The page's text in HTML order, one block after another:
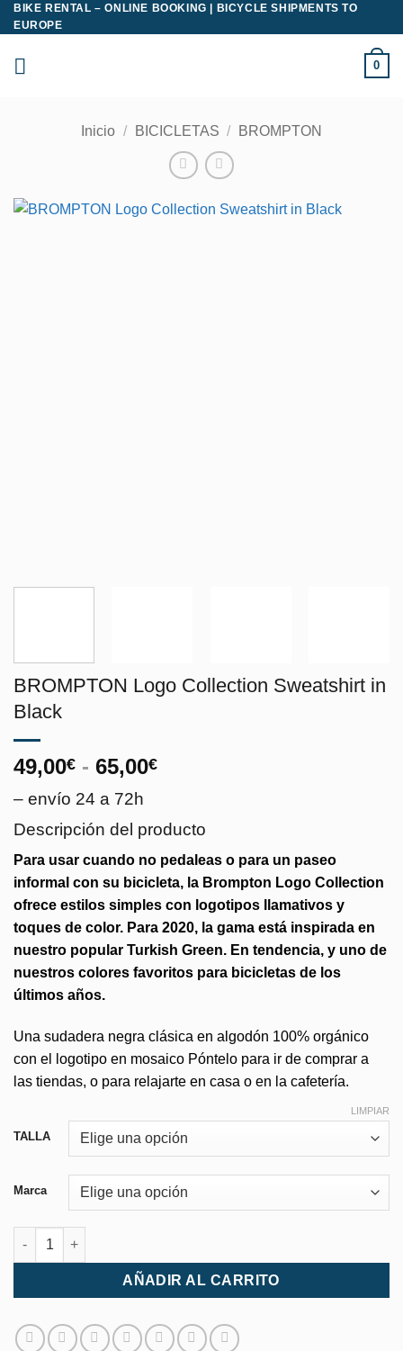
Saltar
al
contenido
BIKE RENTAL – ONLINE BOOKING | BICYCLE SHIPMENTS TO
EUROPE
0
Inicio / BICICLETAS / BROMPTON
BROMPTON Logo Collection Sweatshirt in
Black
49,00€ - 65,00€Rango
desde
49,00€
hasta
65,00€
– envío 24 a 72h
Descripción del producto
Para usar cuando no pedaleas o para un paseo
informal con su bicicleta, la Brompton Logo Collection
ofrece estilos simples con logotipos llamativos y
toques de color. Para 2020, la gama está inspirada en
nuestro popular Turkish Green. En tendencia, y uno de
nuestros colores favoritos para bicicletas de los
últimos años.
Una sudadera negra clásica en algodón 100% orgánico
con el logotipo en mosaico Póntelo para ir de comprar a
las tiendas, o para relajarte en casa o en la cafetería.
TALLA
Marca
LIMPIAR
BROMPTON Logo Collection Sweatshirt in Black cantidad
AÑADIR AL CARRITO